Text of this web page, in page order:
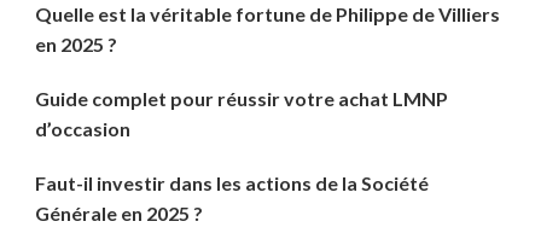
Quelle est la véritable fortune de Philippe de Villiers
en 2025 ?
Guide complet pour réussir votre achat LMNP
d’occasion
Faut-il investir dans les actions de la Société
Générale en 2025 ?